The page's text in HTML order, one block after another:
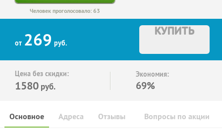
Человек проголосовало: 63
от 269 руб.
КУПИТЬ
Цена без скидки:
1580 руб.
Экономия:
69%
Основное Отзывы Вопросы по акции
Адреса